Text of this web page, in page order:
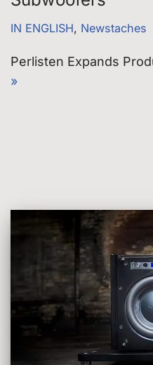
IN ENGLISH, Newstaches
Perlisten Expands
»